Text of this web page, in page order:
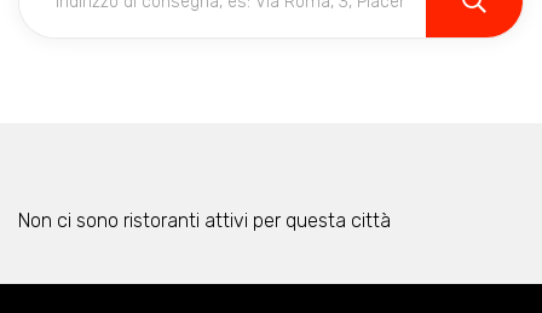
Non ci sono ristoranti attivi per questa città